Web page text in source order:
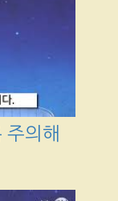
주의해